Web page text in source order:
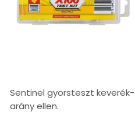
Sentinel gyorsteszt keverék-
arány ellen.